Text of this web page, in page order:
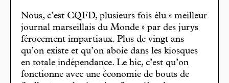
Nous, c’est CQFD, plusieurs fois élu « meilleur
journal marseillais du Monde » par des jurys
férocement impartiaux. Plus de vingt ans
qu’on existe et qu’on aboie dans les kiosques
en totale indépendance. Le hic, c’est qu’on
fonctionne avec une économie de bouts de